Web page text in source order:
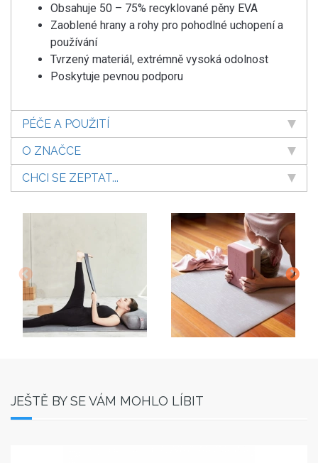
Obsahuje 50 – 75% recyklované pěny EVA
Zaoblené hrany a rohy pro pohodlné uchopení a
používání
Tvrzený materiál, extrémně vysoká odolnost
Poskytuje pevnou podporu
PÉČE A POUŽITÍ
O ZNAČCE
CHCI SE ZEPTAT...
JEŠTĚ BY SE VÁM MOHLO LÍBIT